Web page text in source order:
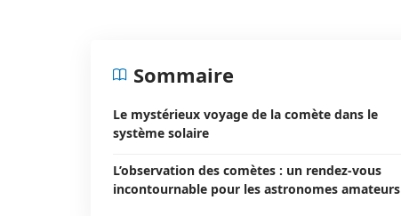
Sommaire
Le mystérieux voyage de la comète dans le
système solaire
L’observation des comètes : un rendez-vous
incontournable pour les astronomes amateurs